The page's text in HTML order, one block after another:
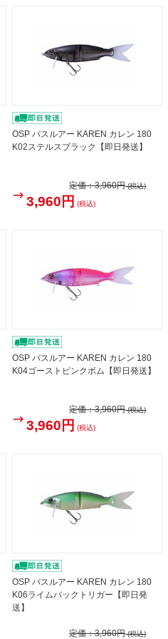
OSP バスルアー KAREN カレン 180
K02ステルスブラック【即日発送】
定価：3,960円(税込)
3,960円 (税込)
OSP バスルアー KAREN カレン 180
K04ゴーストピンクボム【即日発送】
定価：3,960円(税込)
3,960円 (税込)
OSP バスルアー KAREN カレン 180
K06ライムバックトリガー【即日発
送】
定価：3,960円(税込)